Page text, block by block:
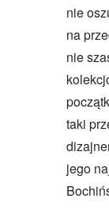
nie
na
nie
taki
jego